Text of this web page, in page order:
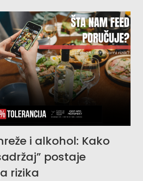
i alkohol: Kako
postaje
rizika